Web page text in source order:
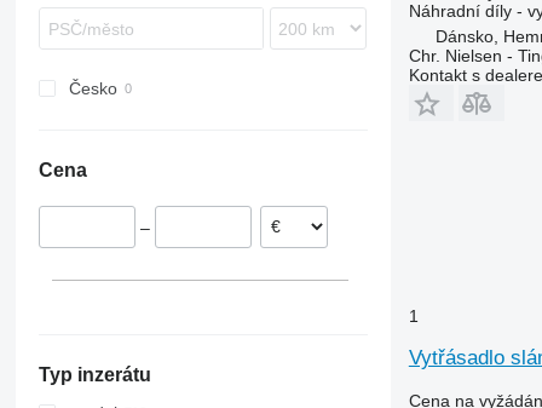
5150
6130
7140
8230
Mercator
Trion
730
955
1188
2054
5711
7278
9380
M-series
TC
W-series
Česko
Cena
–
Typ inzerátu
Náhradní díly -
Dánsko,
Chr. Nielsen -
Kontakt s
1
Vytřásadlo
Cena na